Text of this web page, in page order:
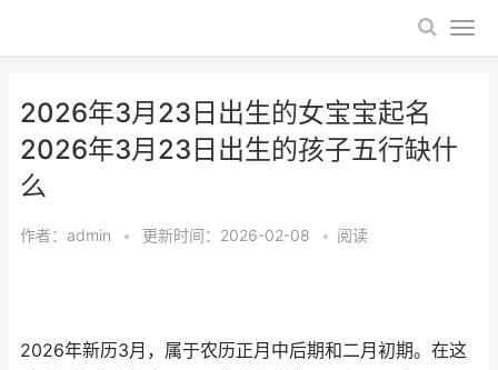
2026年3月23日出生的女宝宝起名
2026年3月23日出生的孩子五行缺什
么
作者： admin • 更新时间：2026-02-08 • 阅读
2026年新历3月，属于农历正月中后期和二月初期。在这